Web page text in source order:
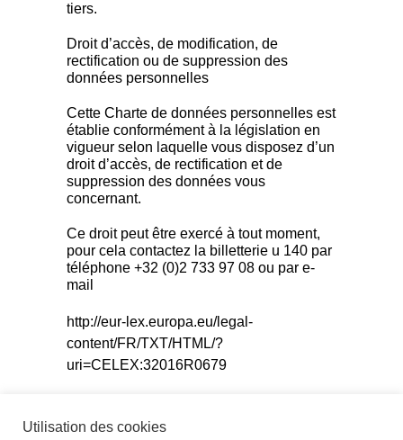
tiers.
Droit d’accès, de modification, de
rectification ou de suppression des
données personnelles
Cette Charte de données personnelles est
établie conformément à la législation en
vigueur selon laquelle vous disposez d’un
droit d’accès, de rectification et de
suppression des données vous
concernant.
Ce droit peut être exercé à tout moment,
pour cela contactez la billetterie u 140 par
téléphone +32 (0)2 733 97 08 ou par e-
mail
http://eur-lex.europa.eu/legal-
content/FR/TXT/HTML/?
uri=CELEX:32016R0679
Utilisation des cookies